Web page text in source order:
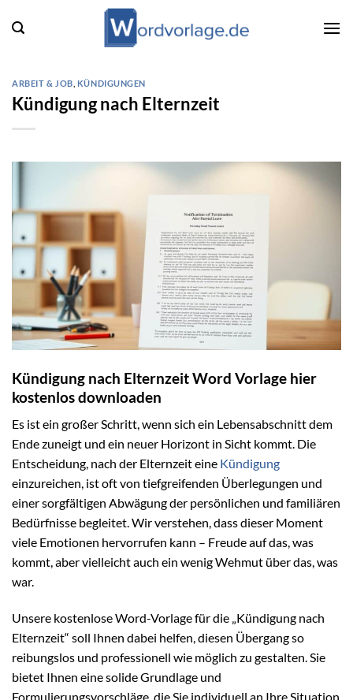
Inhalt
ARBEIT & JOB KÜNDIGUNGEN
Kündigung nach Elternzeit
Kündigung nach Elternzeit Word Vorlage hier
kostenlos downloaden
Es ist ein großer Schritt, wenn sich ein Lebensabschnitt dem
Ende zuneigt und ein neuer Horizont in Sicht kommt. Die
Entscheidung, nach der Elternzeit eine Kündigung
einzureichen, ist oft von tiefgreifenden Überlegungen und
einer sorgfältigen Abwägung der persönlichen und familiären
Bedürfnisse begleitet. Wir verstehen, dass dieser Moment
viele Emotionen hervorrufen kann – Freude auf das, was
kommt, aber vielleicht auch ein wenig Wehmut über das, was
war.
Unsere kostenlose Word-Vorlage für die „Kündigung nach
Elternzeit“ soll Ihnen dabei helfen, diesen Übergang so
reibungslos und professionell wie möglich zu gestalten. Sie
bietet Ihnen eine solide Grundlage und
Formulierungsvorschläge, die Sie individuell an Ihre Situation